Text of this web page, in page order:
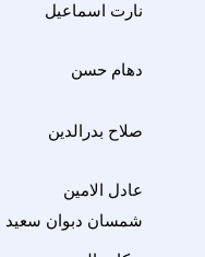
نارت اسماعيل
دهام حسن
صلاح بدرالدين
عادل الامين
شمسان دبوان سعيد